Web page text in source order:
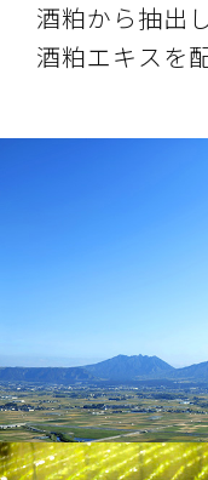
酒粕から抽出
酒粕エキスを